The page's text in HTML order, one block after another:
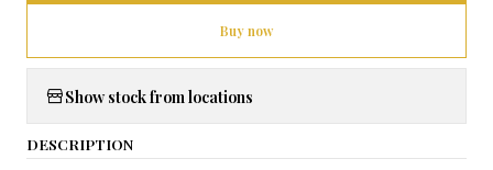
Buy now
Show stock from locations
DESCRIPTION